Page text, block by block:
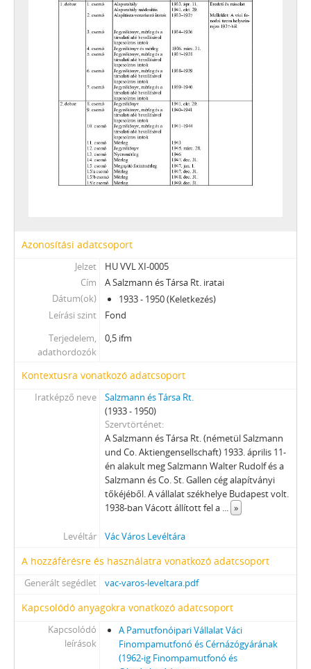
Azonosítási adatcsoport
Jelzet
HU VVL XI-0005
Cím
A Salzmann és Társa Rt. iratai
Dátum(ok)
1933 - 1950 (Keletkezés)
Leírási szint
Fond
Terjedelem,
adathordozók
0,5 ifm
Kontextusra vonatkozó adatcsoport
Iratképző neve
Salzmann és Társa Rt.
(1933 - 1950)
Szervtörténet
A Salzmann és Társa Rt. (németül Salzmann
und Co. Aktiengensellschaft) 1933. április 11-
én alakult meg Salzmann Walter Rudolf és a
Salzmann és Co. St. Gallen cég alapítványi
tőkéjéből. A vállalat székhelye Budapest volt.
1938-ban Vácott állított fel a ... »
Levéltár Vác Város Levéltára
A hozzáférésre és használatra vonatkozó adatcsoport
Generált segédlet vac-varos-leveltara.pdf
Kapcsolódó anyagokra vonatkozó adatcsoport
Kapcsolódó
leírások
A Pamutfonóipari Vállalat Váci
Finompamutfonó és Cérnázógyárának
(1962-ig Finompamutfonó és